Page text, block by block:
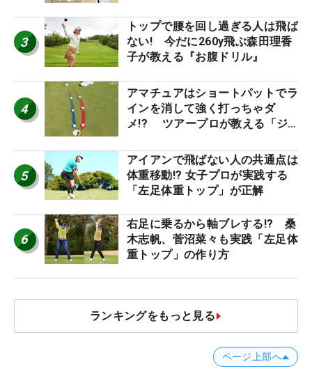
3
トップで腰を回し過ぎる人は飛ば
ない! 今だに260y飛ぶ森田理香
子が教える『お腹ドリル』
4
アマチュアはショートパットでラ
インを消して強く打っちゃダ
メ!? ツアープロが教える「ジ
減するワケ
5
アイアンで飛ばない人の共通点は
体重移動!? 女子プロが実践する
「左足体重トップ」が正解
6
右足に乗るから軸ブレする!? 桑
木志帆、菅沼菜々も実践「左足体
重トップ」の作り方
ランキングをもっと見る
ページ上部へ